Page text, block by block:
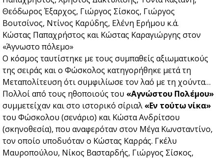
Θεόδωρος Έξαρχος, Γιώργος Σίσκος, Γιώργος
Βουτσίνος, Ντίνος Καρύδης, Ελένη Ερήμου κ.ά.
Κώστας Παπαχρήστος και Κώστας Καραγιώργης στον
«Άγνωστο πόλεμο»
Ο κόσμος ταυτίστηκε με τους συμπαθείς αξιωματικούς
της σειράς και ο Φώσκολος κατηγορήθηκε μετά τη
Μεταπολίτευση ότι συμφιλίωσε τον λαό με τη χούντα…
Πολλοί από τους ηθοποιούς του «Αγνώστου Πολέμου»
συμμετείχαν και στο ιστορικό σίριαλ «Εν τούτω νίκα»
του Φώσκολου (σενάριο) και Κώστα Ανδρίτσου
(σκηνοθεσία), που αναφερόταν στον Μέγα Κωνσταντίνο,
τον οποίο υποδυόταν ο Κώστας Καρράς. Γκέλυ
Μαυροπούλου, Νίκος Βασταρδής, Γιώργος Σίσκος,